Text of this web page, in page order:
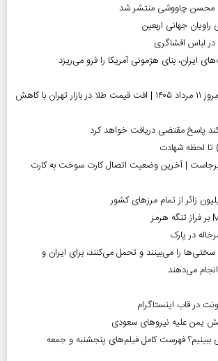
» محسن چاووشی منتشر شد
جهانی اربعین
در لباس افشاگری
ایران، بنای هژمونی آمریکا را فرو می‌ریزد
قیمت طلا و سکه امروز ۱۱ مرداد ۱۴۰۵ | افت قیمت طلا در بازار تهران با کاهش
پاسخ مقتضی دریافت خواهد کرد
لحظه شهادت
پابرجاست | آخرین وضعیت اتصال کارت سوخت به کارت
را می‌بینند و تحمل می‌کنند، برای ایران و
می‌دهند
در قاب اینستاگرام
یمن علیه نیروهای سعودی
ببینیم؟ فهرست کامل فیلم‌های پنجشنبه و جمعه